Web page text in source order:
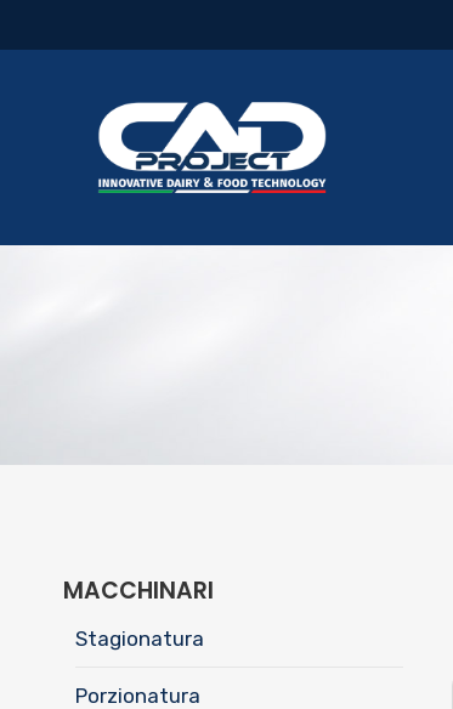
MACCHINARI
Stagionatura
Porzionatura